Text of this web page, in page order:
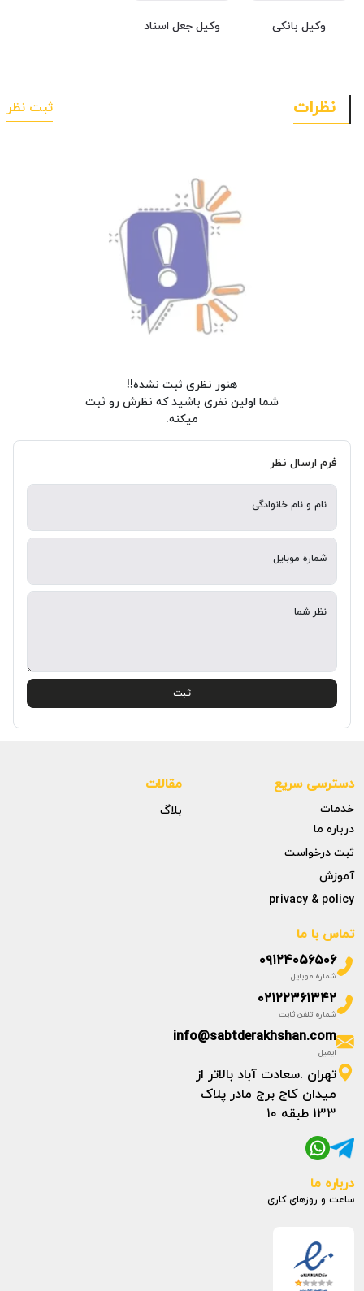
وکیل بانکی وکیل جعل اسناد
نظرات ثبت نظر
هنوز نظری ثبت نشده!!
شما اولین نفری باشید که نظرش رو ثبت
میکنه.
فرم ارسال نظر
نام و نام خانوادگی
شماره موبایل
نظر شما
ثبت
دسترسی سریع
خدمات
درباره ما
ثبت درخواست
آموزش
privacy & policy
مقالات
بلاگ
تماس با ما
۰۹۱۲۴۰۵۶۵۰۶
شماره موبایل
۰۲۱۲۲۳۶۱۳۴۲
شماره تلفن ثابت
info@sabtderakhshan.com
ایمیل
تهران .سعادت آباد بالاتر از
میدان کاج برج مادر پلاک
۱۳۳ طبقه ۱۰
درباره ما
ساعت و روزهای کاری